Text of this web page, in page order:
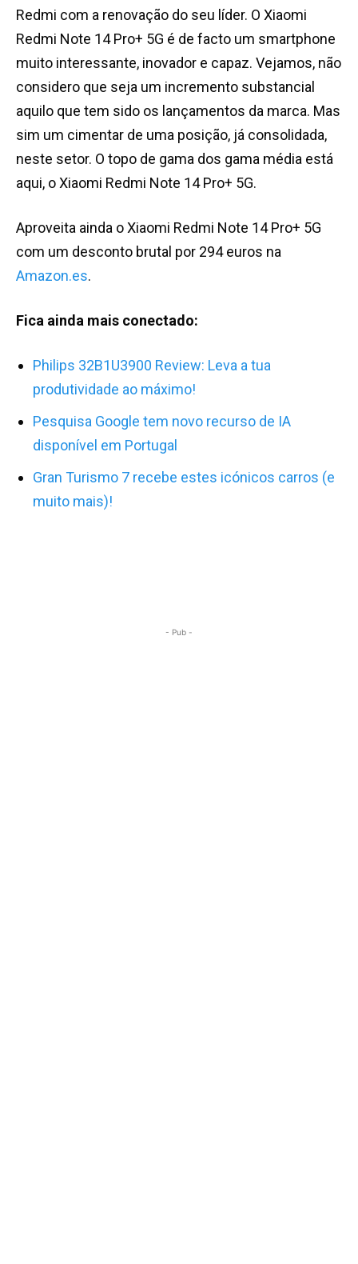
Redmi com a renovação do seu líder. O Xiaomi
Redmi Note 14 Pro+ 5G é de facto um smartphone
muito interessante, inovador e capaz. Vejamos, não
considero que seja um incremento substancial
aquilo que tem sido os lançamentos da marca. Mas
sim um cimentar de uma posição, já consolidada,
neste setor. O topo de gama dos gama média está
aqui, o Xiaomi Redmi Note 14 Pro+ 5G.
Aproveita ainda o Xiaomi Redmi Note 14 Pro+ 5G
com um desconto brutal por 294 euros na
Amazon.es.
Fica ainda mais conectado:
Philips 32B1U3900 Review: Leva a tua
produtividade ao máximo!
Pesquisa Google tem novo recurso de IA
disponível em Portugal
Gran Turismo 7 recebe estes icónicos carros (e
muito mais)!
- Pub -